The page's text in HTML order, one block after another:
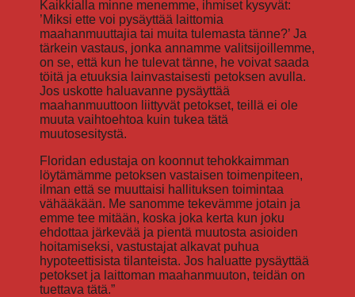
Kaikkialla minne menemme, ihmiset kysyvät:
’Miksi ette voi pysäyttää laittomia
maahanmuuttajia tai muita tulemasta tänne?’ Ja
tärkein vastaus, jonka annamme valitsijoillemme,
on se, että kun he tulevat tänne, he voivat saada
töitä ja etuuksia lainvastaisesti petoksen avulla.
Jos uskotte haluavanne pysäyttää
maahanmuuttoon liittyvät petokset, teillä ei ole
muuta vaihtoehtoa kuin tukea tätä
muutosesitystä.
Floridan edustaja on koonnut tehokkaimman
löytämämme petoksen vastaisen toimenpiteen,
ilman että se muuttaisi hallituksen toimintaa
vähääkään. Me sanomme tekevämme jotain ja
emme tee mitään, koska joka kerta kun joku
ehdottaa järkevää ja pientä muutosta asioiden
hoitamiseksi, vastustajat alkavat puhua
hypoteettisista tilanteista. Jos haluatte pysäyttää
petokset ja laittoman maahanmuuton, teidän on
tuettava tätä.”